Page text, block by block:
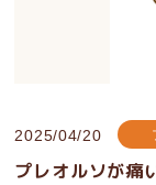
2025/04/20
プレオルソが痛